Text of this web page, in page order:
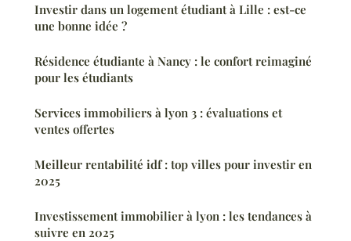
Investir dans un logement étudiant à Lille : est-ce
une bonne idée ?
Résidence étudiante à Nancy : le confort reimaginé
pour les étudiants
Services immobiliers à lyon 3 : évaluations et
ventes offertes
Meilleur rentabilité idf : top villes pour investir en
2025
Investissement immobilier à lyon : les tendances à
suivre en 2025